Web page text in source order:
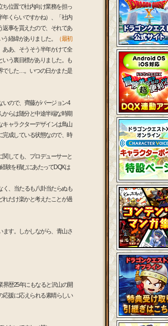
位置で社内向け業務を担っ
くらいですかね）、「社内
事を貰えたので、それであ
経緯がありました。
（最初
ああ、そうそう半年かけて全
う裏目標がありました。も
でした…。いつの日かまた是
いので、齊藤がバージョン4
らは随分と中途半端な時期
キャラクターデザインは鳥山
完成している状態なので、時
しても、プロデューサーと
験を積むにあたってDQXは
く、当たるも八卦当たらぬも
れだけ楽かと考えたことが過
ます。しかしながら、青山さ
歴25年にもなると沢山の開
応援に応えられる素晴らしい